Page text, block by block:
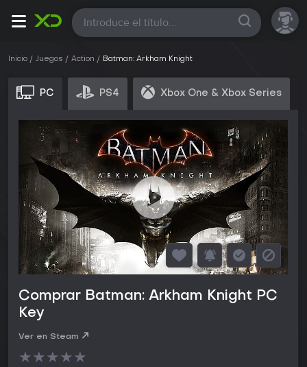
Todas
Inicio Juegos Action Batman: Arkham Knight
PC PS4 Xbox One & Xbox Series
Comprar Batman: Arkham Knight PC
Key
Ver en Steam
★★★★★